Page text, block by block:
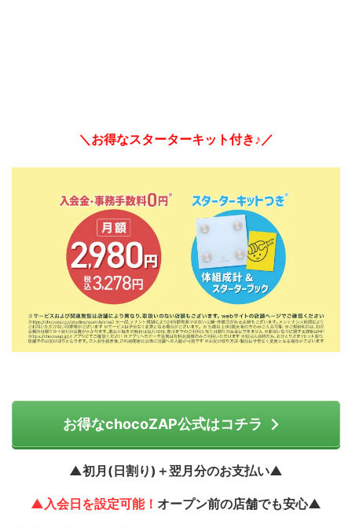
＼お得なスターターキット付き♪／
お得なchocoZAP公式はコチラ
▲初月(日割り)＋翌月分のお支払い▲
▲入会日を設定可能！ オープン前の店舗でも安心▲